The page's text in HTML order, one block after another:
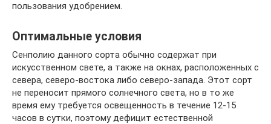
пользования удобрением.
Оптимальные условия
Сенполию данного сорта обычно содержат при
искусственном свете, а также на окнах, расположенных с
севера, северо-востока либо северо-запада. Этот сорт
не переносит прямого солнечного света, но в то же
время ему требуется освещенность в течение 12-15
часов в сутки, поэтому дефицит естественной